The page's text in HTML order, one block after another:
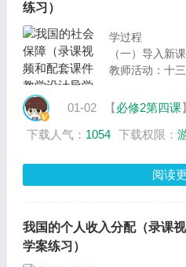
练习）
学过程
（一）导入新课
教师活动：十
频，一起来了
教师活动：我
了解我国社会
会保障体系的
环节开展议学
01-02 【必修2第四课】
下载人气： 1054 下载权限：
阅读
我国的个人收入分配（录课
学案练习）